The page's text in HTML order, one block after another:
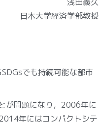
日本大学経済学部教授
でも持続可能な都市
が問題になり，2006年に
年にはコンパクトシテ